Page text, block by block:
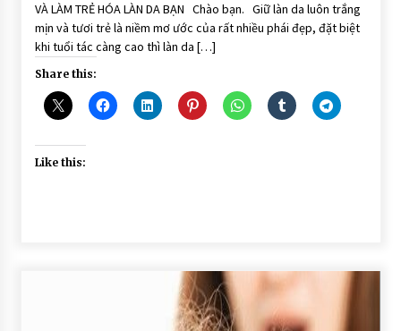
VÀ LÀM TRẺ HÓA LÀN DA BẠN Chào bạn. Giữ làn da luôn trắng
mịn và tươi trẻ là niềm mơ ước của rất nhiều phái đẹp, đặt biệt
khi tuổi tác càng cao thì làn da […]
Share this:
Like this: